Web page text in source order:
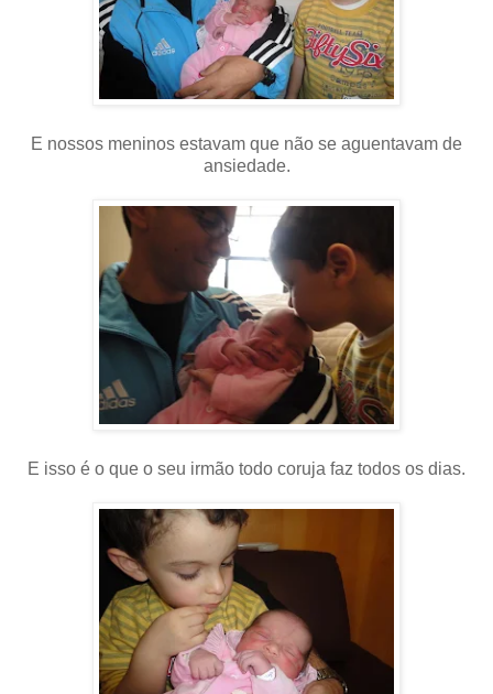
E nossos meninos estavam que não se aguentavam de
ansiedade.
E isso é o que o seu irmão todo coruja faz todos os dias.